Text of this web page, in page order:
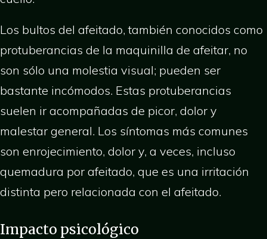
Los bultos del afeitado, también conocidos como
protuberancias de la maquinilla de afeitar, no
son sólo una molestia visual; pueden ser
bastante incómodos. Estas protuberancias
suelen ir acompañadas de picor, dolor y
malestar general. Los síntomas más comunes
son enrojecimiento, dolor y, a veces, incluso
quemadura por afeitado, que es una irritación
distinta pero relacionada con el afeitado.
Impacto psicológico